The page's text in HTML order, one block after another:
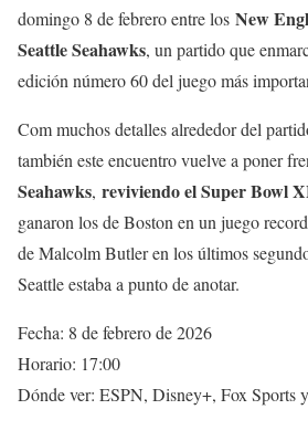
domingo 8 de febrero entre los New
Seattle Seahawks, un partido que
edición número 60 del juego más
Com muchos detalles alrededor del
también este encuentro vuelve a poner
Seahawks, reviviendo el Super Bowl
ganaron los de Boston en un juego
de Malcolm Butler en los últimos
Seattle estaba a punto de anotar.
Fecha: 8 de febrero de 2026
Horario: 17:00
Dónde ver: ESPN, Disney+, Fox Sports